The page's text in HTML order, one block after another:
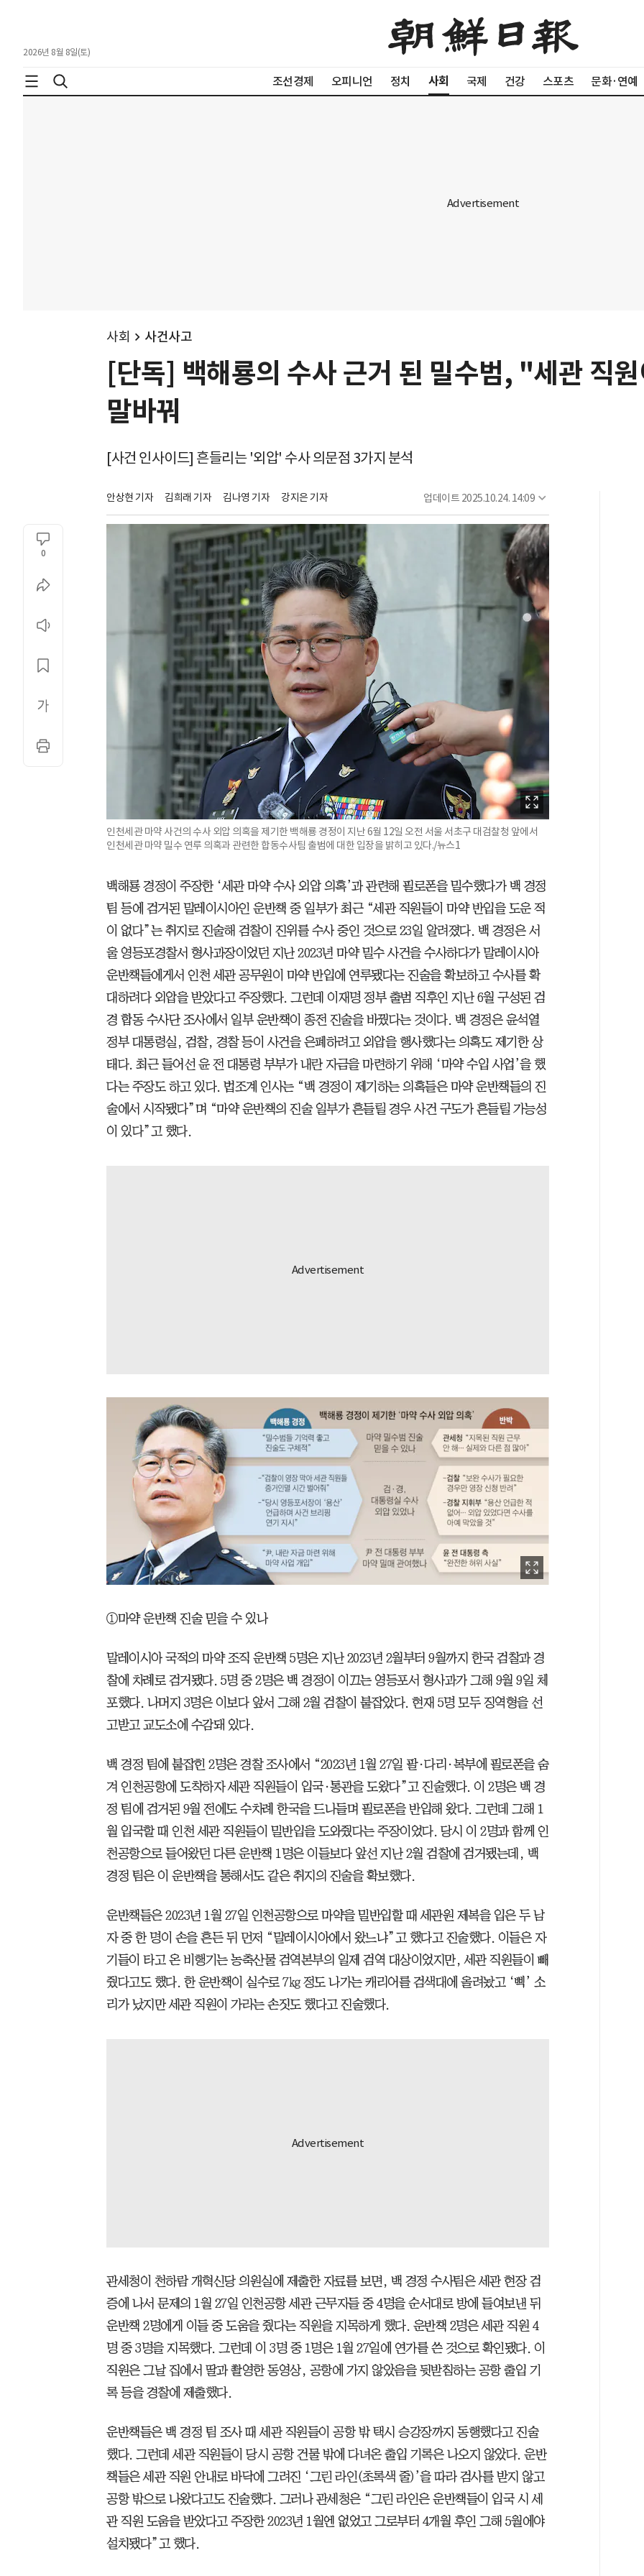
2026년 8월 8일(토)
조선경제 오피니언 정치 사회 국제 건강 스포츠 문화·연예
사회 사건사고
[단독] 백해룡의 수사 근거 된 밀수범, "세관 직
말바꿔
[사건 인사이드] 흔들리는 '외압' 수사 의문점 3가지 분석
안상현 기자 김희래 기자 김나영 기자 강지은 기자 업데이트 2025.10.24. 14:09
0
인천세관 마약 사건의 수사 외압 의혹을 제기한 백해룡 경정이 지난 6월 12일 오전 서울 서초구 대검찰청 앞에서
인천세관 마약 밀수 연루 의혹과 관련한 합동수사팀 출범에 대한 입장을 밝히고 있다./뉴스1
백해룡 경정이 주장한 ‘세관 마약 수사 외압 의혹’과 관련해 필로폰을 밀수했다가 백 경정
팀 등에 검거된 말레이시아인 운반책 중 일부가 최근 “세관 직원들이 마약 반입을 도운 적
이 없다”는 취지로 진술해 검찰이 진위를 수사 중인 것으로 23일 알려졌다. 백 경정은 서
울 영등포경찰서 형사과장이었던 지난 2023년 마약 밀수 사건을 수사하다가 말레이시아
운반책들에게서 인천 세관 공무원이 마약 반입에 연루됐다는 진술을 확보하고 수사를 확
대하려다 외압을 받았다고 주장했다. 그런데 이재명 정부 출범 직후인 지난 6월 구성된 검
경 합동 수사단 조사에서 일부 운반책이 종전 진술을 바꿨다는 것이다. 백 경정은 윤석열
정부 대통령실, 검찰, 경찰 등이 사건을 은폐하려고 외압을 행사했다는 의혹도 제기한 상
태다. 최근 들어선 윤 전 대통령 부부가 내란 자금을 마련하기 위해 ‘마약 수입 사업’을 했
다는 주장도 하고 있다. 법조계 인사는 “백 경정이 제기하는 의혹들은 마약 운반책들의 진
술에서 시작됐다”며 “마약 운반책의 진술 일부가 흔들릴 경우 사건 구도가 흔들릴 가능성
이 있다”고 했다.
①마약 운반책 진술 믿을 수 있나
말레이시아 국적의 마약 조직 운반책 5명은 지난 2023년 2월부터 9월까지 한국 검찰과 경
찰에 차례로 검거됐다. 5명 중 2명은 백 경정이 이끄는 영등포서 형사과가 그해 9월 9일 체
포했다. 나머지 3명은 이보다 앞서 그해 2월 검찰이 붙잡았다. 현재 5명 모두 징역형을 선
고받고 교도소에 수감돼 있다.
백 경정 팀에 붙잡힌 2명은 경찰 조사에서 “2023년 1월 27일 팔·다리·복부에 필로폰을 숨
겨 인천공항에 도착하자 세관 직원들이 입국·통관을 도왔다”고 진술했다. 이 2명은 백 경
정 팀에 검거된 9월 전에도 수차례 한국을 드나들며 필로폰을 반입해 왔다. 그런데 그해 1
월 입국할 때 인천 세관 직원들이 밀반입을 도와줬다는 주장이었다. 당시 이 2명과 함께 인
천공항으로 들어왔던 다른 운반책 1명은 이들보다 앞선 지난 2월 검찰에 검거됐는데, 백
경정 팀은 이 운반책을 통해서도 같은 취지의 진술을 확보했다.
운반책들은 2023년 1월 27일 인천공항으로 마약을 밀반입할 때 세관원 제복을 입은 두 남
자 중 한 명이 손을 흔든 뒤 먼저 “말레이시아에서 왔느냐”고 했다고 진술했다. 이들은 자
기들이 타고 온 비행기는 농축산물 검역본부의 일제 검역 대상이었지만, 세관 직원들이 빼
줬다고도 했다. 한 운반책이 실수로 7㎏ 정도 나가는 캐리어를 검색대에 올려놨고 ‘삑’ 소
리가 났지만 세관 직원이 가라는 손짓도 했다고 진술했다.
관세청이 천하람 개혁신당 의원실에 제출한 자료를 보면, 백 경정 수사팀은 세관 현장 검
증에 나서 문제의 1월 27일 인천공항 세관 근무자들 중 4명을 순서대로 방에 들여보낸 뒤
운반책 2명에게 이들 중 도움을 줬다는 직원을 지목하게 했다. 운반책 2명은 세관 직원 4
명 중 3명을 지목했다. 그런데 이 3명 중 1명은 1월 27일에 연가를 쓴 것으로 확인됐다. 이
직원은 그날 집에서 딸과 촬영한 동영상, 공항에 가지 않았음을 뒷받침하는 공항 출입 기
록 등을 경찰에 제출했다.
운반책들은 백 경정 팀 조사 때 세관 직원들이 공항 밖 택시 승강장까지 동행했다고 진술
했다. 그런데 세관 직원들이 당시 공항 건물 밖에 다녀온 출입 기록은 나오지 않았다. 운반
책들은 세관 직원 안내로 바닥에 그려진 ‘그린 라인(초록색 줄)’을 따라 검사를 받지 않고
공항 밖으로 나왔다고도 진술했다. 그러나 관세청은 “그린 라인은 운반책들이 입국 시 세
관 직원 도움을 받았다고 주장한 2023년 1월엔 없었고 그로부터 4개월 후인 그해 5월에야
설치됐다”고 했다.